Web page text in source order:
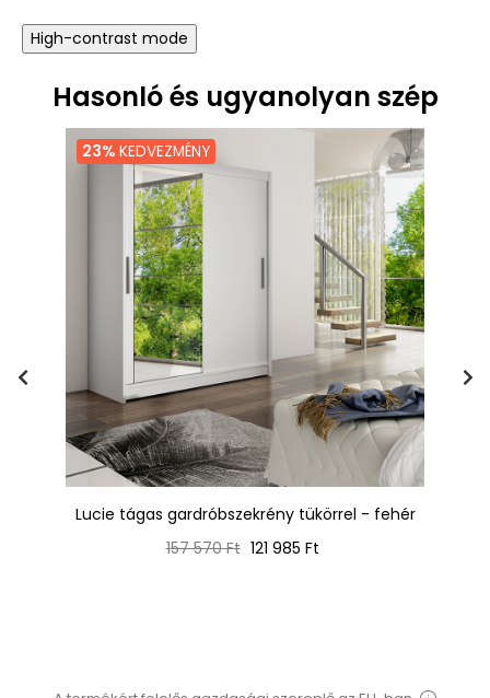
High-contrast mode
Hasonló és ugyanolyan szép
23% KEDVEZMÉNY
Lucie tágas gardróbszekrény tükörrel - fehér
Normál
157 570 Ft Ár
121 985 Ft